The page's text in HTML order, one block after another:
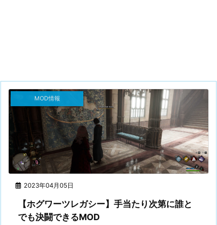
2023年04月05日
MOD情報
【ホグワーツレガシー】手当たり次第に誰と
でも決闘できるMOD